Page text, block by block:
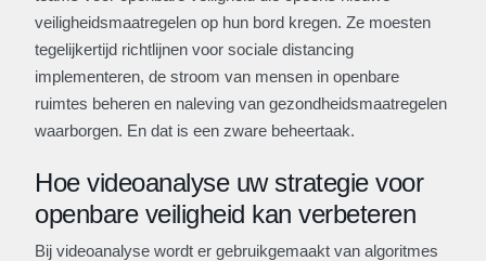
veiligheidsmaatregelen op hun bord kregen. Ze moesten
tegelijkertijd richtlijnen voor sociale distancing
implementeren, de stroom van mensen in openbare
ruimtes beheren en naleving van gezondheidsmaatregelen
waarborgen. En dat is een zware beheertaak.
Hoe videoanalyse uw strategie voor
openbare veiligheid kan verbeteren
Bij videoanalyse wordt er gebruikgemaakt van algoritmes